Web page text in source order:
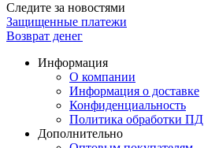
Следите за новостями
Защищенные платежи
Возврат денег
Информация
О компании
Информация о доставке
Конфиденциальность
Политика обработки ПД
Дополнительно